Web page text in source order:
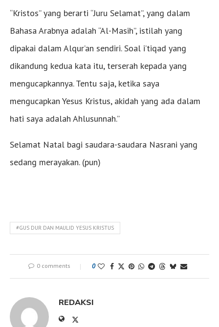
“Kristos” yang berarti “Juru Selamat”, yang dalam
Bahasa Arabnya adalah “Al-Masih”, istilah yang
dipakai dalam Alqur’an sendiri. Soal i’tiqad yang
dikandung kedua kata itu, terserah kepada yang
mengucapkannya. Tentu saja, ketika saya
mengucapkan Yesus Kristus, akidah yang ada dalam
hati saya adalah Ahlusunnah.”
Selamat Natal bagi saudara-saudara Nasrani yang
sedang merayakan. (pun)
#GUS DUR DAN MAULID YESUS KRISTUS
0 comments 0
REDAKSI